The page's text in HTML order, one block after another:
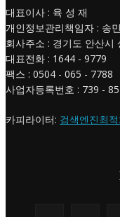
대표이사 : 육 성 재
개인정보관리책임자 : 송
회사주소 : 경기도 안산
대표전화 : 1644 - 9779
팩스 : 0504 - 065 - 7788
사업자등록번호 : 739 -
카피라이터: 검색엔진최